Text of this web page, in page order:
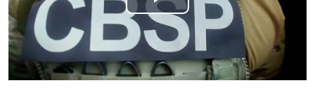
Odtwórz
wideo